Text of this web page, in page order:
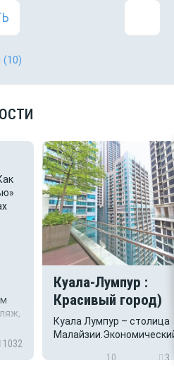
(10)
1032
Куала-Лумпур :
Красивый город)
Куала Лумпур – столица
окружен тропическими
10 3